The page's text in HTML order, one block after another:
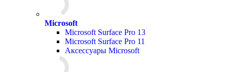
Microsoft
Microsoft Surface Pro 13
Microsoft Surface Pro 11
Аксессуары Microsoft